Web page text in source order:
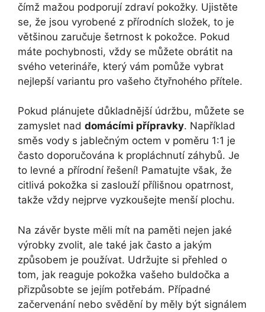
čímž mažou podporují zdraví pokožky. Ujistěte⁤
se, že jsou vyrobené z přírodních složek, to je
většinou zaručuje šetrnost k pokožce. Pokud
máte pochybnosti, vždy se ⁤můžete⁣ obrátit na
svého‍ veterináře, ​který vám pomůže ​vybrat
nejlepší variantu pro vašeho čtyřnohého přítele.
Pokud⁤ plánujete důkladnější údržbu, můžete se
‌zamyslet nad domácími⁤ přípravky. Například
⁣směs vody s jablečným octem v poměru 1:1 je
často doporučována k propláchnutí záhybů. Je​
to levné a přírodní⁤ řešení! Pamatujte však, že
citlivá ⁤pokožka si zaslouží přílišnou opatrnost,
takže​ vždy nejprve vyzkoušejte menší plochu.
Na závěr byste měli mít na paměti nejen jaké
výrobky zvolit, ale také jak často a jakým
způsobem je používat. Udržujte si přehled o
tom, jak reaguje pokožka vašeho buldočka a
přizpůsobte se jejím⁣ potřebám. Případné
začervenání nebo svědění by měly být signálem